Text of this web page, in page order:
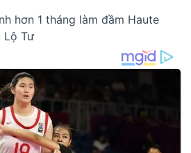
hơn 1 tháng làm đầm Haute
Lộ Tư